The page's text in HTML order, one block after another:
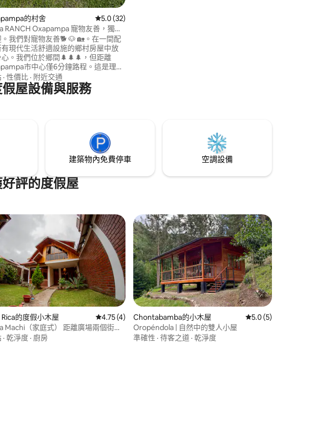
的村舍 從 32 則評價中獲得 5.0 的平均評分（滿分 5 分）
5.0 (32)
RANCH Oxapampa 寵物友善，獨自
6 分鐘
我們對寵物友善🐕 🐶 🏡。在一間配
有現代生活舒適設施的鄉村房屋中放
心。我們位於鄉間🌲🌲🌲，但距離
市中心僅6分鐘路程。這是理想
地點，靠近市中心，但沒有噪音。
用隔壁馬廄的新鮮牛奶和農場雞
是一個安全的房子，尤其是如果你
· 性價比 · 附近交通
屋設備與服務
建築物內免費停車 空調設備
評的度假屋
5.0 的平均評分（滿分 5 分）
Rica的度假小木屋 從 4 則評價中獲得 4.75 的平均評分（滿分 5 分）
4.75 (4)
Machi（家庭式） 距離廣場兩個街
· 乾淨度 · 廚房
Chontabamba的小木屋 從 5 則評價中獲得
5.0 (5)
Oropéndola | 自然中的雙人小屋
準確性 · 待客之道 · 乾淨度